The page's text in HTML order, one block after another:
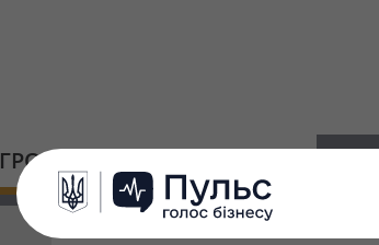
ГРОМАДСЬКА ПЛАТФОРМА